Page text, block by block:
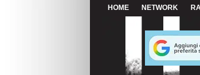
HOME NETWORK